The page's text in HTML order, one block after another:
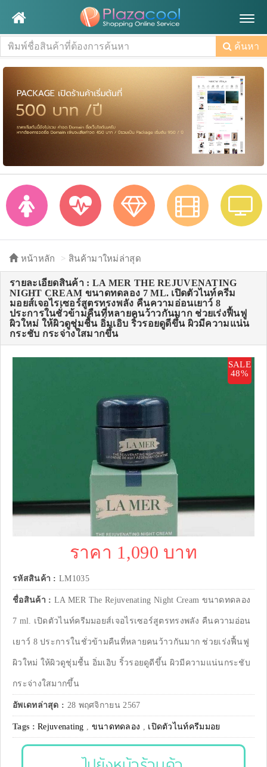
ค้นหา
หน้าหลัก สินค้ามาใหม่ล่าสุด
รายละเอียดสินค้า : LA MER THE REJUVENATING
NIGHT CREAM ขนาดทดลอง 7 ML. เปิดตัวไนท์ครีม
มอยส์เจอไรเซอร์สูตรทรงพลัง คืนความอ่อนเยาว์ 8
ประการในชั่วข้ามคืนที่หลายคนว้าวกันมาก ช่วยเร่งฟื้นฟู
ผิวใหม่ ให้ผิวดูชุ่มชื้น อิ่มเอิบ ริ้วรอยดูดีขึ้น ผิวมีความแน่น
กระชับ กระจ่างใสมากขึ้น
SALE
48%
ราคา 1,090 บาท
รหัสสินค้า : LM1035
ชื่อสินค้า : LA MER The Rejuvenating Night Cream ขนาดทดลอง
7 ml. เปิดตัวไนท์ครีมมอยส์เจอไรเซอร์สูตรทรงพลัง คืนความอ่อน
เยาว์ 8 ประการในชั่วข้ามคืนที่หลายคนว้าวกันมาก ช่วยเร่งฟื้นฟู
ผิวใหม่ ให้ผิวดูชุ่มชื้น อิ่มเอิบ ริ้วรอยดูดีขึ้น ผิวมีความแน่นกระชับ
กระจ่างใสมากขึ้น
อัพเดทล่าสุด : 28 พฤศจิกายน 2567
Tags :Rejuvenating , ขนาดทดลอง , เปิดตัวไนท์ครีมมอย